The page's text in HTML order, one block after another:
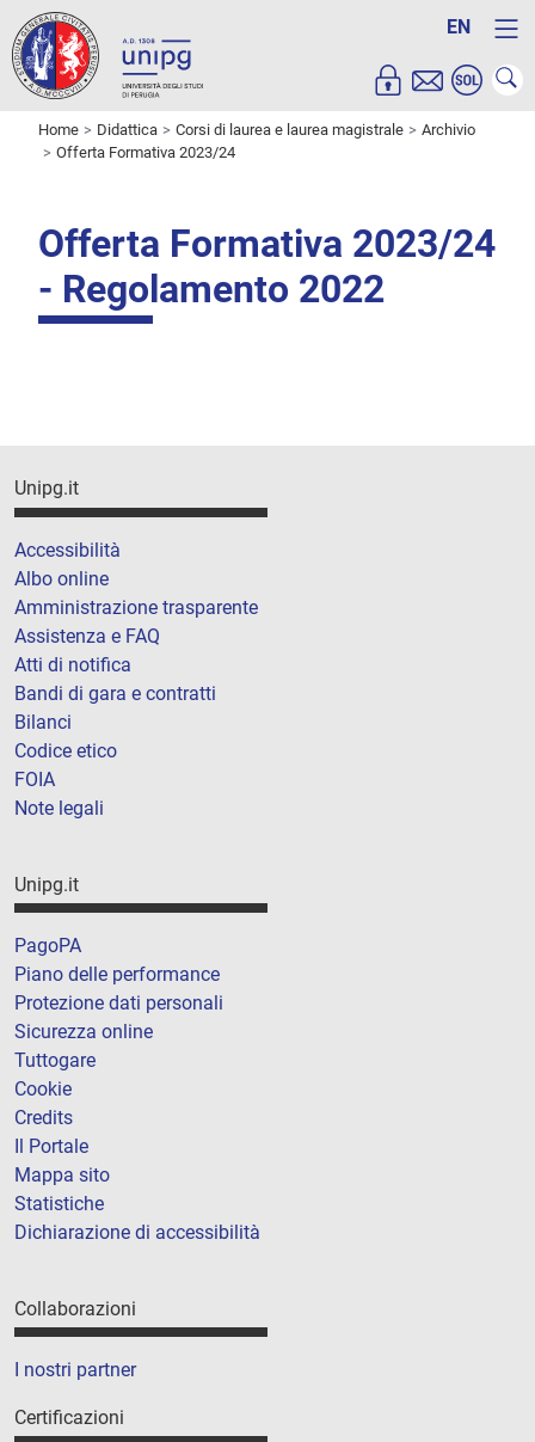
EN
Home Didattica Corsi di laurea e laurea magistrale
Archivio
Offerta Formativa 2023/24
Offerta Formativa 2023/24
- Regolamento 2022
Unipg.it
Accessibilità
Albo online
Amministrazione trasparente
Assistenza e FAQ
Atti di notifica
Bandi di gara e contratti
Bilanci
Codice etico
FOIA
Note legali
Unipg.it
PagoPA
Piano delle performance
Protezione dati personali
Sicurezza online
Tuttogare
Cookie
Credits
Il Portale
Mappa sito
Statistiche
Dichiarazione di accessibilità
Collaborazioni
I nostri partner
Certificazioni